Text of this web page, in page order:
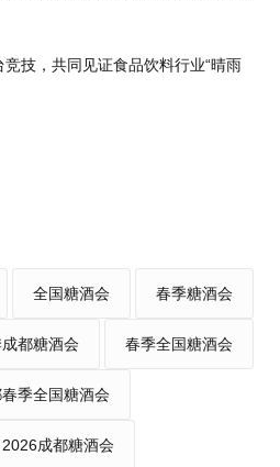
技，共同见证食品饮料行业“晴雨
全国糖酒会 春季糖酒会
都糖酒会 春季全国糖酒会
季全国糖酒会
2026成都糖酒会